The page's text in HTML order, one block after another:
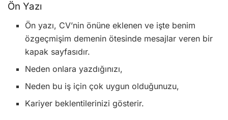
Ön Yazı
Ön yazı, CV’nin önüne eklenen ve işte benim
özgeçmişim demenin ötesinde mesajlar veren bir
kapak sayfasıdır.
Neden onlara yazdığınızı,
Neden bu iş için çok uygun olduğunuzu,
Kariyer beklentilerinizi gösterir.